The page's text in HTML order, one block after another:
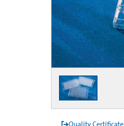
Quality Certificate